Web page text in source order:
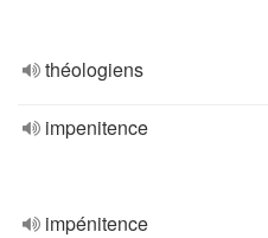
théologiens
impenitence
impénitence